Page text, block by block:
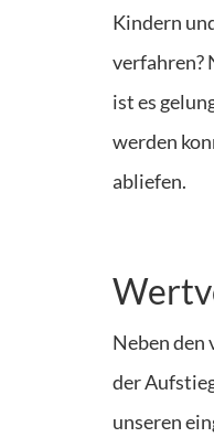
Kindern
verfahren?
ist es
werden
abliefen.
Neben den
der
unseren